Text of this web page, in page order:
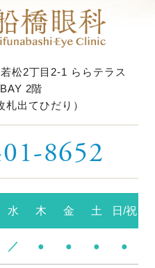
松2丁目2-1 ららテラス
2階
札出てひだり）
8652
水 木 金 土 日/祝
／ ● ● ● ●